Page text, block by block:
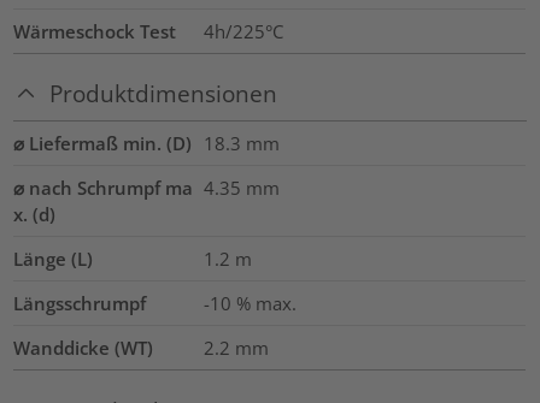
Wärmeschock Test 4h/225°C
Produktdimensionen
⌀ Liefermaß min. (D) 18.3 mm
⌀ nach Schrumpf ma
x. (d)
4.35 mm
Länge (L) 1.2 m
Längsschrumpf
-10 % max.
Wanddicke (WT)
2.2 mm